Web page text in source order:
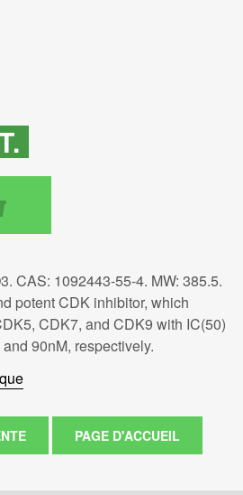
CAS: 1092443-55-4. MW: 385.5.
potent CDK inhibitor, which
CDK7, and CDK9 with IC(50)
90nM, respectively.